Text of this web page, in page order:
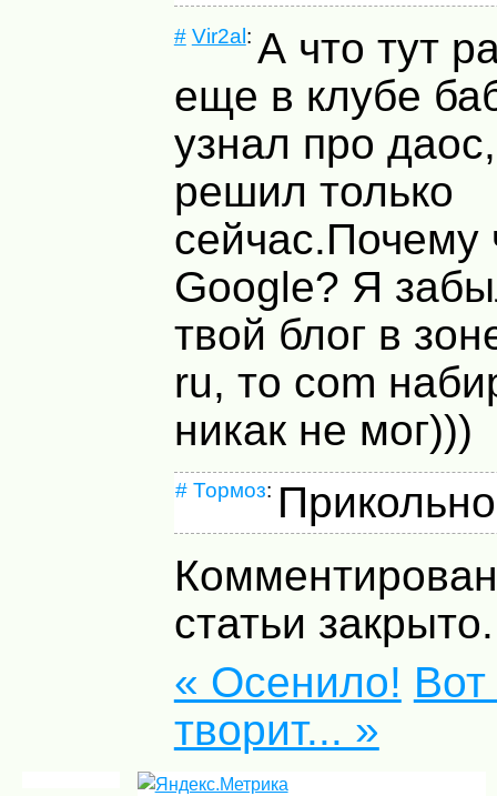
# Vir2al : А что тут
еще в клубе
узнал про
решил только
сейчас.Почему
Google? Я
твой блог в
ru, то com
никак не мог)))
# Тормоз:
статьи закрыто.
« Осенило! Вот
творит... »